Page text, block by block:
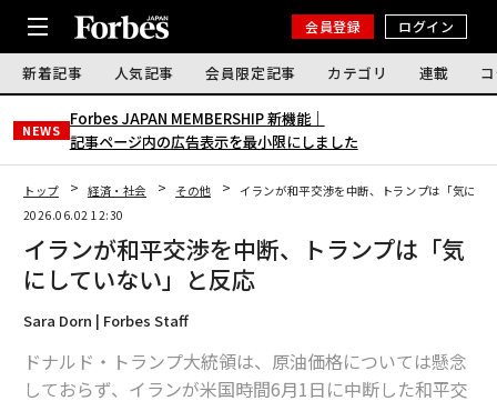
会員登録 ログイン
新着記事 人気記事 会員限定記事 カテゴリ 連載
NEWS
Forbes JAPAN MEMBERSHIP 新機能｜
記事ページ内の広告表示を最小限にしました
トップ 経済・社会 その他
イランが和平交渉を中断、トランプは「気にし
2026.06.02 12:30
イランが和平交渉を中断、トランプは「気
にしていない」と反応
Sara Dorn | Forbes Staff
ドナルド・トランプ大統領は、原油価格については懸念
しておらず、イランが米国時間6月1日に中断した和平交